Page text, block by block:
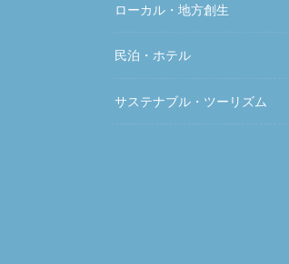
ローカル・地方創生
民泊・ホテル
サステナブル・ツーリズム